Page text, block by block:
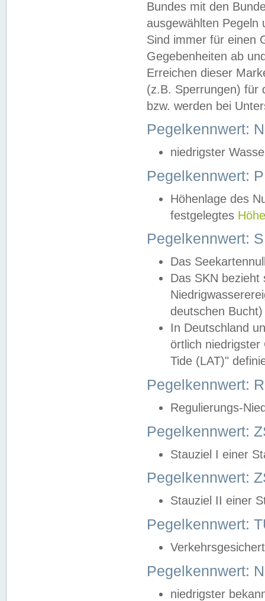
Bundes mit den
ausgewählten
Sind immer für einen
Gegebenheiten ab
Erreichen dieser
(z.B. Sperrungen) für
bzw. werden bei
Pegelkennwert:
niedrigster
Pegelkennwert:
Höhenlage des
festgelegtes
Pegelkennwert:
Das
Das SKN
deutschen
In Deutschland
örtlich
Tide (LAT)"
Pegelkennwert:
Regulierungs-
Pegelkennwert:
Stauziel I einer
Pegelkennwert:
Stauziel II einer
Pegelkennwert:
Pegelkennwert:
niedrigster